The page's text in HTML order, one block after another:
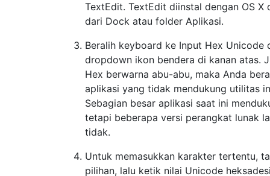
TextEdit. TextEdit diinstal dengan OS X
dari Dock atau folder Aplikasi.
Beralih keyboard ke Input Hex Unicode
dropdown ikon bendera di kanan atas.
Hex berwarna abu-abu, maka Anda
aplikasi yang tidak mendukung utilitas
Sebagian besar aplikasi saat ini
tetapi beberapa versi perangkat lunak
tidak.
Untuk memasukkan karakter tertentu,
pilihan, lalu ketik nilai Unicode